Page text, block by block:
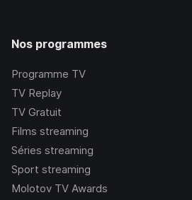
Nos programmes
Programme TV
TV Replay
TV Gratuit
Films streaming
Séries streaming
Sport streaming
Molotov TV Awards